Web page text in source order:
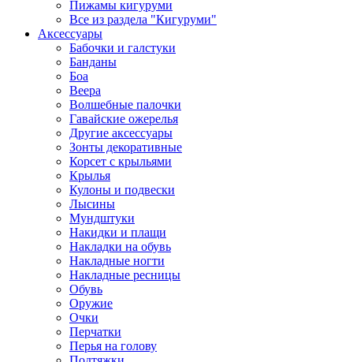
Пижамы кигуруми
Все из раздела "Кигуруми"
Аксессуары
Бабочки и галстуки
Банданы
Боа
Веера
Волшебные палочки
Гавайские ожерелья
Другие аксессуары
Зонты декоративные
Корсет с крыльями
Крылья
Кулоны и подвески
Лысины
Мундштуки
Накидки и плащи
Накладки на обувь
Накладные ногти
Накладные ресницы
Обувь
Оружие
Очки
Перчатки
Перья на голову